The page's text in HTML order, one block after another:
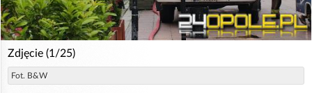
Zdjęcie (1/25)
Fot. B&W